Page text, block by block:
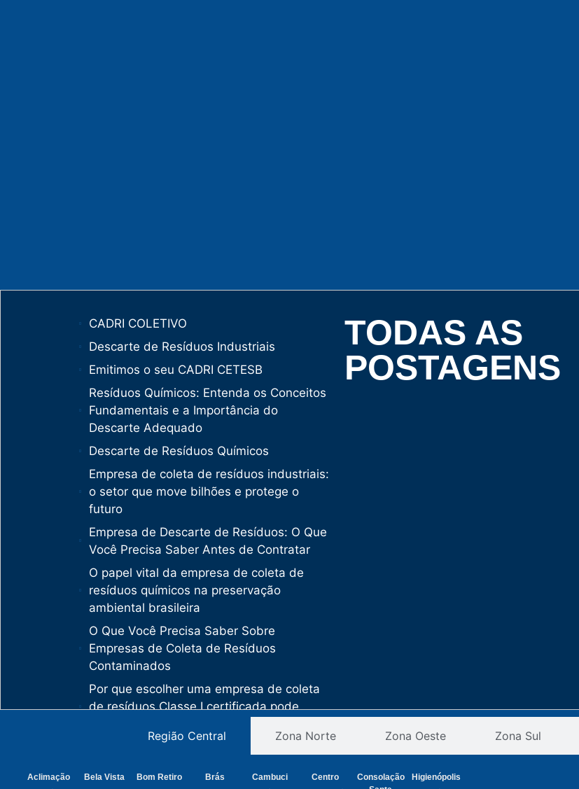
CADRI COLETIVO
Descarte de Resíduos Industriais
Emitimos o seu CADRI CETESB
Resíduos Químicos: Entenda os Conceitos
Fundamentais e a Importância do
Descarte Adequado
Descarte de Resíduos Químicos
Empresa de coleta de resíduos industriais:
o setor que move bilhões e protege o
futuro
Empresa de Descarte de Resíduos: O Que
Você Precisa Saber Antes de Contratar
O papel vital da empresa de coleta de
resíduos químicos na preservação
ambiental brasileira
O Que Você Precisa Saber Sobre
Empresas de Coleta de Resíduos
Contaminados
Por que escolher uma empresa de coleta
de resíduos Classe I certificada pode
Como uma empresa de descarte de
de crimes ambientais
TODAS AS
POSTAGENS
Região Central Zona Norte Zona Oeste Zona Sul
Aclimação Bela Vista Bom Retiro Brás Cambuci Centro Consolação
Higienópolis